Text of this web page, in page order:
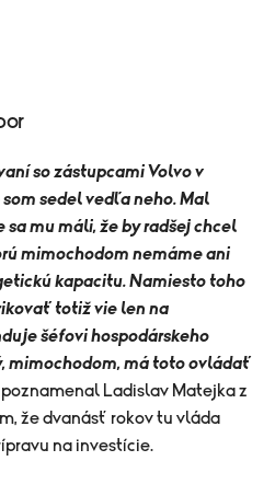
so zástupcami Volvo v
sedel vedľa neho. Mal
mu máli, že by radšej chcel
mimochodom nemáme ani
kapacitu. Namiesto toho
totiž vie len na
šéfovi hospodárskeho
mimochodom, má toto ovládať
Ladislav Matejka z
že dvanásť rokov tu vláda
na investície.